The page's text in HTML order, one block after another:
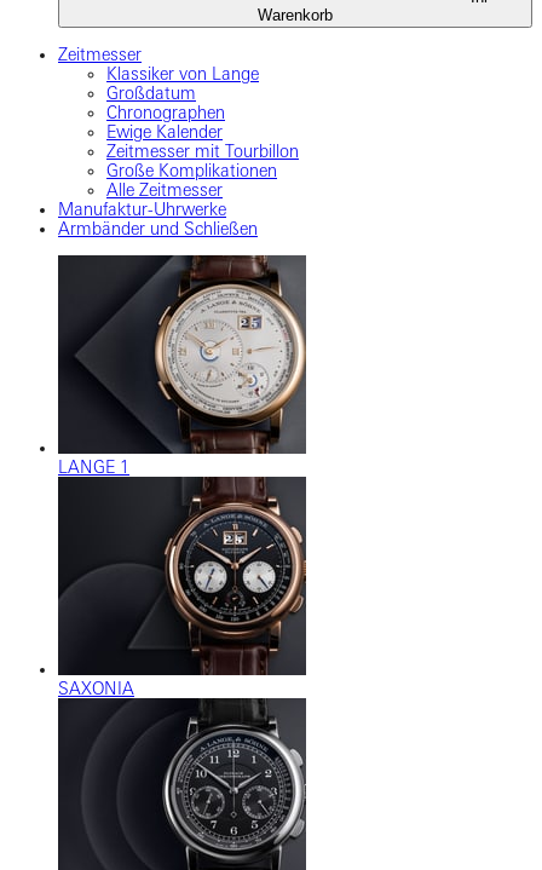
Warenkorb
Zeitmesser
Klassiker von Lange
Großdatum
Chronographen
Ewige Kalender
Zeitmesser mit Tourbillon
Große Komplikationen
Alle Zeitmesser
Manufaktur-Uhrwerke
Armbänder und Schließen
LANGE 1
SAXONIA